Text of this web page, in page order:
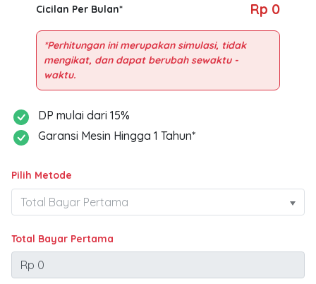
Cicilan Per Bulan* Rp 0
*Perhitungan ini merupakan simulasi, tidak
mengikat, dan dapat berubah sewaktu -
DP mulai dari 15%
Garansi Mesin Hingga 1 Tahun*
Pilih Metode
Total Bayar Pertama